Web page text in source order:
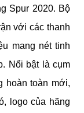
Spur 2020. Bộ
với các thanh
mang nét tinh
Nổi bật là cụm
hoàn toàn mới,
logo của hãng